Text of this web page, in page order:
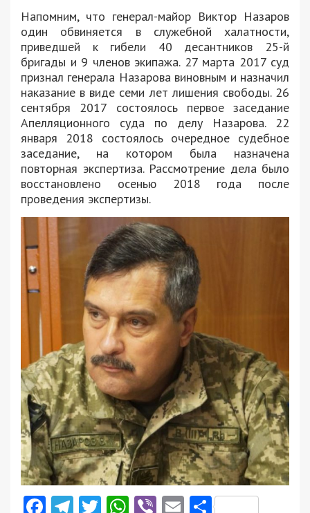
Напомним, что генерал-майор Виктор Назаров
один обвиняется в служебной халатности,
приведшей к гибели 40 десантников 25-й
бригады и 9 членов экипажа. 27 марта 2017 суд
признал генерала Назарова виновным и назначил
наказание в виде семи лет лишения свободы. 26
сентября 2017 состоялось первое заседание
Апелляционного суда по делу Назарова. 22
января 2018 состоялось очередное судебное
заседание, на котором была назначена
повторная экспертиза. Рассмотрение дела было
восстановлено осенью 2018 года после
проведения экспертизы.
Facebook
Telegram
Twitter
WhatsApp
ViberEmail